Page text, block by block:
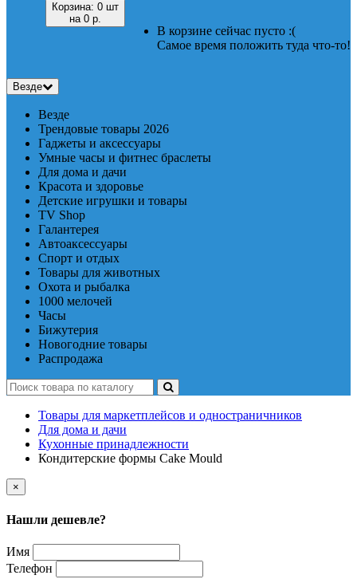
Корзина: 0 шт
на 0 р.
В корзине сейчас пусто :(
Самое время положить туда что-то!
Везде
Везде
Трендовые товары 2026
Гаджеты и аксессуары
Умные часы и фитнес браслеты
Для дома и дачи
Красота и здоровье
Детские игрушки и товары
TV Shop
Галантерея
Автоаксессуары
Спорт и отдых
Товары для животных
Охота и рыбалка
1000 мелочей
Часы
Бижутерия
Новогодние товары
Распродажа
Товары для маркетплейсов и одностраничников
Для дома и дачи
Кухонные принадлежности
Кондитерские формы Cake Mould
×
Нашли дешевле?
Имя
Телефон